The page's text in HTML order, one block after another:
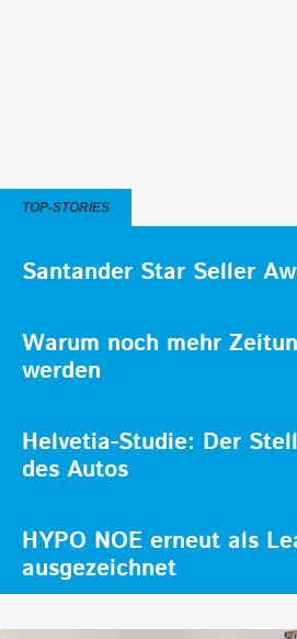
TOP-STORIES
Santander Star Seller
Warum noch mehr
werden
Helvetia-Studie: Der
des Autos
HYPO NOE erneut als
ausgezeichnet